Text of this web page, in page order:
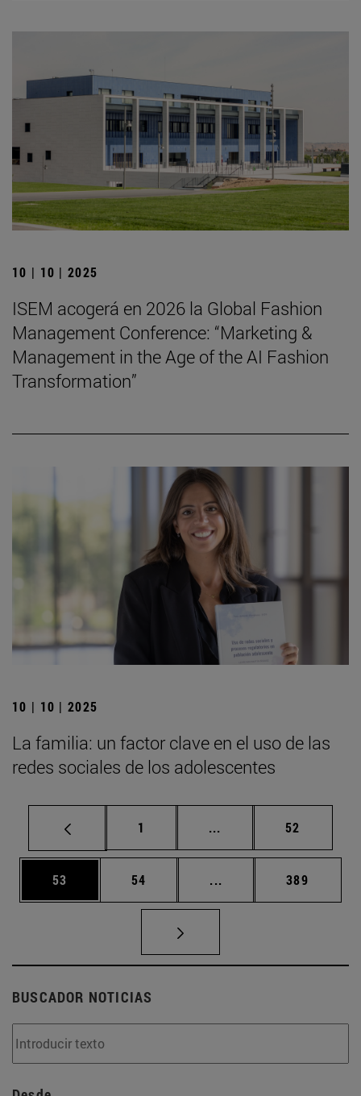
10 | 10 | 2025
ISEM acogerá en 2026 la Global Fashion
Management Conference: “Marketing &
Management in the Age of the AI Fashion
Transformation”
10 | 10 | 2025
La familia: un factor clave en el uso de las
redes sociales de los adolescentes
Página
1 ... Páginas intermedias
Página
52
Página
53 Página
54 ... Páginas intermedias
Página
389
BUSCADOR NOTICIAS